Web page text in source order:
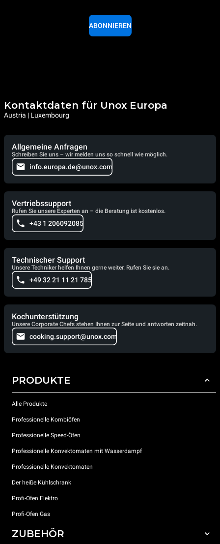
ABONNIEREN
Kontaktdaten für Unox Europa
Austria | Luxembourg
Allgemeine Anfragen
Schreiben Sie uns – wir melden uns so schnell wie möglich.
info.europa.de@unox.com
Vertriebssupport
Rufen Sie unsere Experten an – die Beratung ist kostenlos.
+43 1 206092085
Technischer Support
Unsere Techniker helfen Ihnen gerne weiter. Rufen Sie sie an.
+49 32 21 11 21 785
Kochunterstützung
Unsere Corporate Chefs stehen Ihnen zur Seite und antworten zeitnah.
cooking.support@unox.com
PRODUKTE
Alle Produkte
Professionelle Kombiöfen
Professionelle Speed-Öfen
Professionelle Konvektomaten mit Wasserdampf
Professionelle Konvektomaten
Der heiße Kühlschrank
Profi-Ofen Elektro
Profi-Ofen Gas
ZUBEHÖR